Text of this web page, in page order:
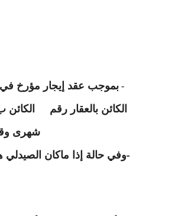
-
الكائن بالعقار رقم
شهرى
-وفي حالة إذا ماكان